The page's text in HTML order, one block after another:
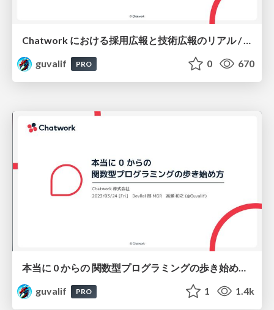
guvalif
PRO 0 670
本当に 0 からの 関数型プログラミングの歩き始め方 / How to Walk into Functional Programming from Scratch
guvalif
PRO 1 1.4k